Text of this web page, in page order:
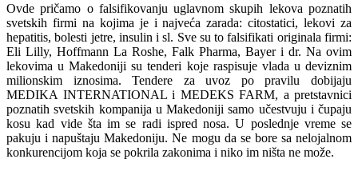
Ovde pričamo o falsifikovanju uglavnom skupih lekova poznatih
svetskih firmi na kojima je i najveća zarada: citostatici, lekovi za
hepatitis, bolesti jetre, insulin i sl. Sve su to falsifikati originala firmi:
Eli Lilly, Hoffmann La Roshe, Falk Pharma, Bayer i dr. Na ovim
lekovima u Makedoniji su tenderi koje raspisuje vlada u deviznim
milionskim iznosima. Tendere za uvoz po pravilu dobijaju
MEDIKA INTERNATIONAL i MEDEKS FARM, a pretstavnici
poznatih svetskih kompanija u Makedoniji samo učestvuju i čupaju
kosu kad vide šta im se radi ispred nosa. U poslednje vreme se
pakuju i napuštaju Makedoniju. Ne mogu da se bore sa nelojalnom
konkurencijom koja se pokrila zakonima i niko im ništa ne može.